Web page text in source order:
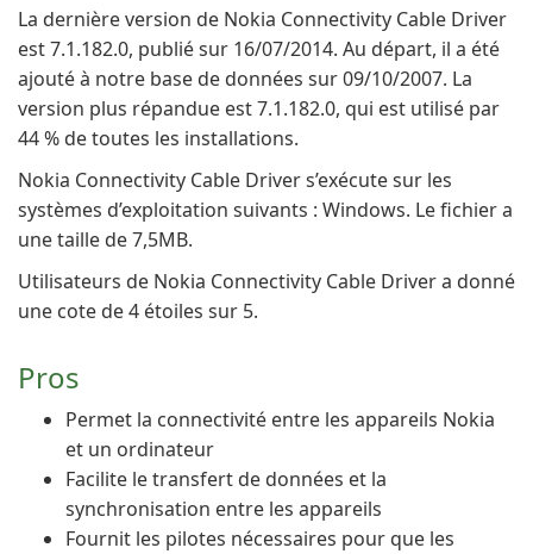
La dernière version de Nokia Connectivity Cable Driver
est 7.1.182.0, publié sur 16/07/2014. Au départ, il a été
ajouté à notre base de données sur 09/10/2007. La
version plus répandue est 7.1.182.0, qui est utilisé par
44 % de toutes les installations.
Nokia Connectivity Cable Driver s’exécute sur les
systèmes d’exploitation suivants : Windows. Le fichier a
une taille de 7,5MB.
Utilisateurs de Nokia Connectivity Cable Driver a donné
une cote de 4 étoiles sur 5.
Pros
Permet la connectivité entre les appareils Nokia
et un ordinateur
Facilite le transfert de données et la
synchronisation entre les appareils
Fournit les pilotes nécessaires pour que les